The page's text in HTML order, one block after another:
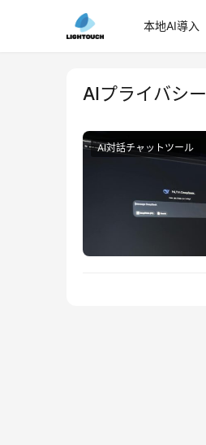
本地AI導入
AIプライバシー
AI対話チャットツール